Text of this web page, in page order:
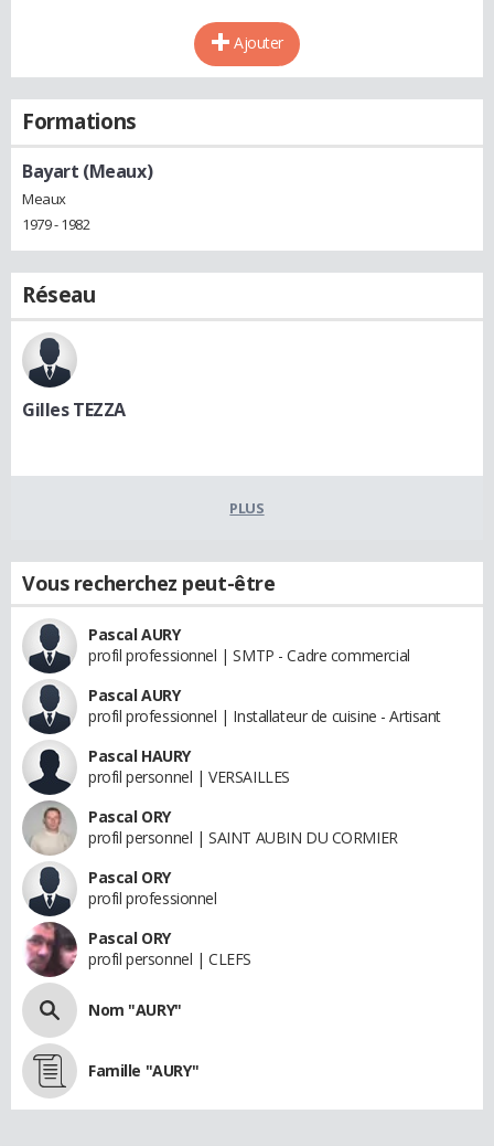
Ajouter
Formations
Bayart (Meaux)
Meaux
1979 - 1982
Réseau
Gilles TEZZA
PLUS
Vous recherchez peut-être
Pascal AURY
profil professionnel | SMTP - Cadre commercial
Pascal AURY
profil professionnel | Installateur de cuisine - Artisant
Pascal HAURY
profil personnel | VERSAILLES
Pascal ORY
profil personnel | SAINT AUBIN DU CORMIER
Pascal ORY
profil professionnel
Pascal ORY
profil personnel | CLEFS
Nom "AURY"
Famille "AURY"